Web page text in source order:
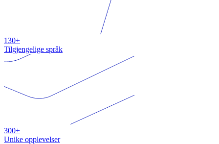
130+
Tilgjengelige språk
300+
Unike opplevelser